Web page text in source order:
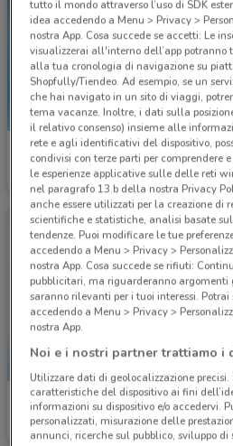
Fervi
Scade il 31/12 4.7 km
Fervi
Scade il 31/12 4.7 km
tutto il mondo attraverso l’uso di SDK
idea accedendo a Menu > Privacy >
nostra App. Cosa succede se accetti: Le
visualizzerai all'interno dell’app
alla tua cronologia di navigazione su
Shopfully/Tiendeo. Ad esempio, se un
che hai navigato in un sito di viaggi,
tema vacanze. Inoltre, i dati sulla
il relativo consenso) insieme alle
rete e agli identificativi del dispositivo,
condivisi con terze parti per comprendere
le esperienze applicative sulle delle reti
nel paragrafo 13.b della nostra Privacy
anche essere utilizzati per la creazione di
scientifiche e statistiche, analisi basate
tendenze. Puoi modificare le tue
accedendo a Menu > Privacy >
nostra App. Cosa succede se rifiuti:
pubblicitari, ma riguarderanno argomenti
saranno rilevanti per i tuoi interessi.
accedendo a Menu > Privacy >
nostra App.
Noi e i nostri partner trattiamo i
Utilizzare dati di geolocalizzazione
caratteristiche del dispositivo ai fini
informazioni su dispositivo e/o accedervi.
personalizzati, misurazione delle
annunci, ricerche sul pubblico, sviluppo di